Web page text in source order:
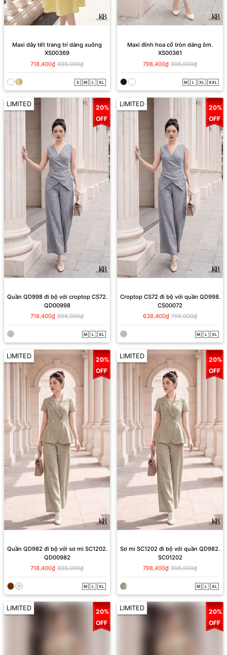
Maxi dây tết trang trí dáng xuông
XS00369
718,400₫ 898,000₫
S M L XL
Maxi đính hoa cổ tròn dáng ôm.
XS00361
798,400₫ 998,000₫
M L XL XXL
LIMITED
20%
OFF
Quần QD998 đi bộ với croptop CS72.
QD00998
718,400₫ 898,000₫
M L XL
LIMITED
20%
OFF
Croptop CS72 đi bộ với quần QD998.
CS00072
638,400₫ 798,000₫
M L XL
LIMITED
20%
OFF
Quần QD982 đi bộ với sơ mi SC1202.
QD00982
718,400₫ 898,000₫
M L XL
LIMITED
20%
OFF
Sơ mi SC1202 đi bộ với quần QD982.
SC01202
798,400₫ 998,000₫
M L XL
LIMITED
20%
OFF
LIMITED
20%
OFF